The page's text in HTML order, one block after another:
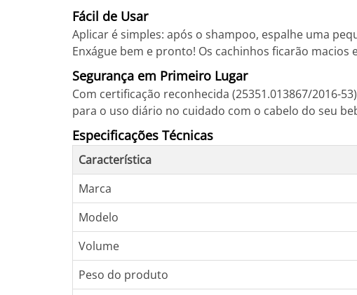
Fácil de Usar
Aplicar é simples: após o shampoo, espalhe uma
Enxágue bem e pronto! Os cachinhos ficarão
Segurança em Primeiro Lugar
Com certificação reconhecida (25351.013867/2016-
para o uso diário no cuidado com o cabelo do seu
Especificações Técnicas
Característica
Marca
Modelo
Volume
Peso do produto